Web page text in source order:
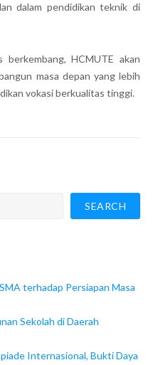
dalam pendidikan teknik di
HCMUTE akan
masa depan yang lebih
vokasi berkualitas tinggi.
SEARCH
terhadap Persiapan Masa
Sekolah di Daerah
Internasional, Bukti Daya